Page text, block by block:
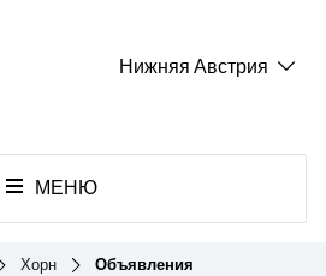
Нижняя Австрия
МЕНЮ
Хорн Объявления